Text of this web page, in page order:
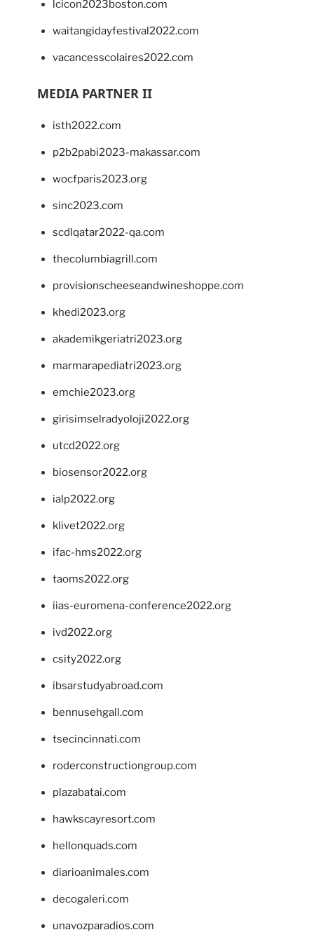
lcicon2023boston.com
waitangidayfestival2022.com
vacancesscolaires2022.com
MEDIA PARTNER II
isth2022.com
p2b2pabi2023-makassar.com
wocfparis2023.org
sinc2023.com
scdlqatar2022-qa.com
thecolumbiagrill.com
provisionscheeseandwineshoppe.com
khedi2023.org
akademikgeriatri2023.org
marmarapediatri2023.org
emchie2023.org
girisimselradyoloji2022.org
utcd2022.org
biosensor2022.org
ialp2022.org
klivet2022.org
ifac-hms2022.org
taoms2022.org
iias-euromena-conference2022.org
ivd2022.org
csity2022.org
ibsarstudyabroad.com
bennusehgall.com
tsecincinnati.com
roderconstructiongroup.com
plazabatai.com
hawkscayresort.com
hellonquads.com
diarioanimales.com
decogaleri.com
unavozparadios.com